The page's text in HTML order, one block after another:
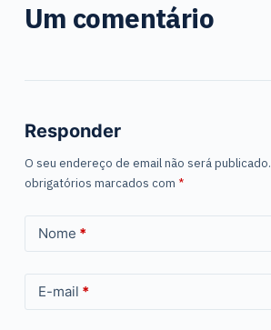
Um comentário
Responder
O seu endereço de email não será publicado.
obrigatórios marcados com *
Nome *
E-mail *